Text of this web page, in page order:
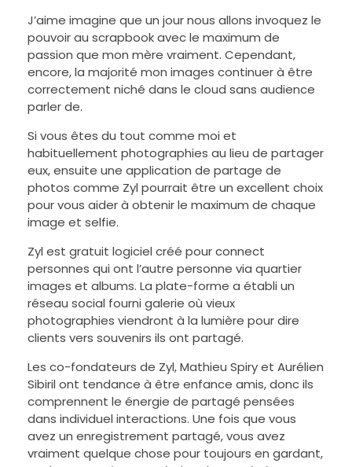
J’aime imagine que un jour nous allons invoquez le
pouvoir au scrapbook avec le maximum de
passion que mon mère vraiment. Cependant,
encore, la majorité mon images continuer à être
correctement niché dans le cloud sans audience
parler de.
Si vous êtes du tout comme moi et
habituellement photographies au lieu de partager
eux, ensuite une application de partage de
photos comme Zyl pourrait être un excellent choix
pour vous aider à obtenir le maximum de chaque
image et selfie.
Zyl est gratuit logiciel créé pour connect
personnes qui ont l’autre personne via quartier
images et albums. La plate-forme a établi un
réseau social fourni galerie où vieux
photographies viendront à la lumière pour dire
clients vers souvenirs ils ont partagé.
Les co-fondateurs de Zyl, Mathieu Spiry et Aurélien
Sibiril ont tendance à être enfance amis, donc ils
comprennent le énergie de partagé pensées
dans individuel interactions. Une fois que vous
avez un enregistrement partagé, vous avez
vraiment quelque chose pour toujours en gardant,